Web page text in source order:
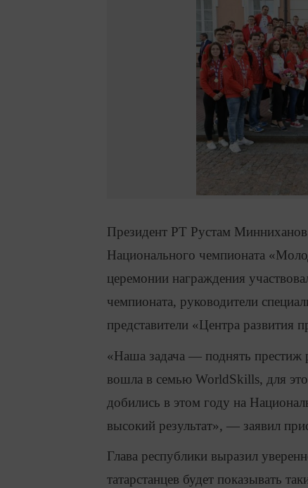
Президент РТ Рустам Минниханов
Национального чемпионата
церемонии награждения
чемпионата, руководители
представители «Центра развития
«Наша задача — поднять престиж
вошла в семью WorldSkills, для
добились в этом году на
высокий результат», — заявил
Глава республики выразил
татарстанцев будет показывать